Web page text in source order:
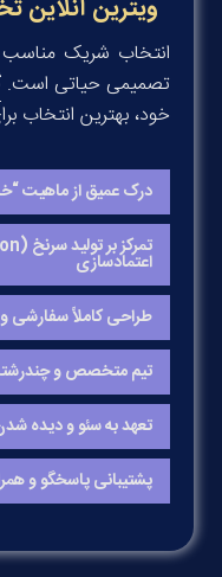
ویترین
انتخاب شریک
تصمیمی حیاتی است.
خود، بهترین انتخاب
درک عمیق از ماهیت
اعتمادسازی
طراحی کاملاً سفارشی
تیم متخصص و
تعهد به سئو و دیده
پشتیبانی پاسخگو و